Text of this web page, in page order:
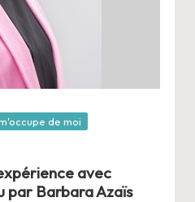
de moi
avec
par Barbara Azaïs